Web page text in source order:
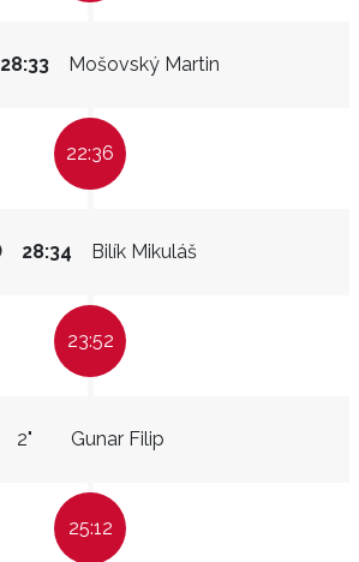
Mošovský Martin
28:33
22:36
Bilík Mikuláš
28:34
23:52
Gunar Filip
2"
25:12